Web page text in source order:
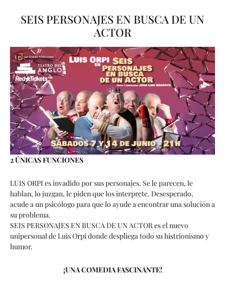
SEIS PERSONAJES EN BUSCA DE UN
ACTOR
2 ÚNICAS FUNCIONES
LUIS ORPI es invadido por sus personajes. Se le parecen, le
hablan, lo juzgan, le piden que los interprete. Desesperado,
acude a un psicólogo para que lo ayude a encontrar una solución a
su problema.
SEIS PERSONAJES EN BUSCA DE UN ACTOR es el nuevo
unipersonal de Luis Orpi donde despliega todo su histrionismo y
humor.
¡UNA COMEDIA FASCINANTE!